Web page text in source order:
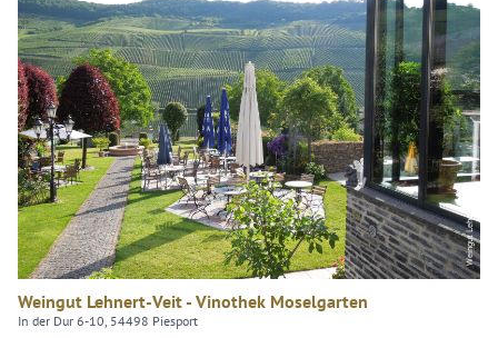
Weingut Lehnert-Veit
Weingut Lehnert-Veit - Vinothek Moselgarten
In der Dur 6-10, 54498 Piesport